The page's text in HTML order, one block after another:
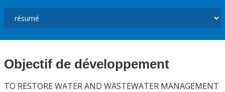
Objectif de développement
TO RESTORE WATER AND WASTEWATER MANAGEMENT